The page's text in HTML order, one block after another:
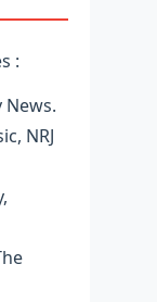
:
News.
NRJ